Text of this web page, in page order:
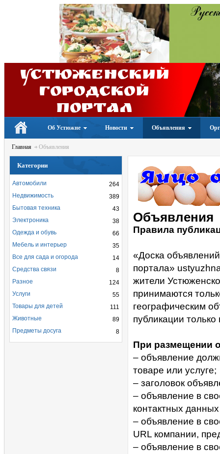
Устюженский
Городской
портал
Об Устюжне Новости Объявления
Главная Объявления
Объявления
Правила
«Доска
портала»
жители
принимаются
географическим
публикации
При размещении
– объявление
товаре или услуге;
– заголовок
– объявление в
контактных
– объявление в
URL компании,
– объявление в
Категории
264
Автомобили
389
Недвижимость
43
Бытовая техника
38
Электроника
66
Одежда и обувь
35
Мебель и интерьер
14
Все для сада и огорода
8
Средства связи
124
Разное
55
Услуги
111
Товары для детей
89
Животные
8
Предметы досуга